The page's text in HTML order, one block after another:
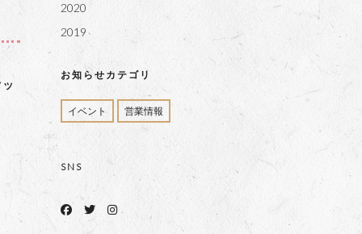
2020
2019
お知らせカテゴリ
イベント 営業情報
SNS